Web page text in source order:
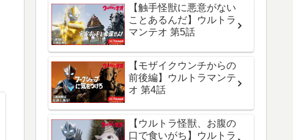
【触手怪獣に悪意がない
ことあるんだ】ウルトラ
マンテオ 第5話
【モザイクウンチからの
前後編】ウルトラマンテ
オ 第4話
【ウルトラ怪獣、お腹の
口で食いがち】ウルトラ